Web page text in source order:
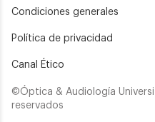
Condiciones generales
Política de privacidad
Canal Ético
©Óptica & Audiología
reservados